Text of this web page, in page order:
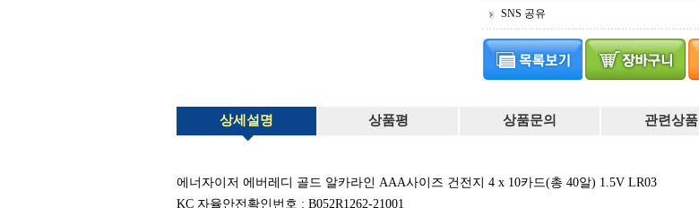
SNS 공유
상세설명 상품평 상품문의 관련상품
에너자이저 에버레디 골드 알카라인 AAA사이즈 건전지 4 x 10카드(총 40알) 1.5V LR03
KC 자율안전확인번호 : B052R1262-21001